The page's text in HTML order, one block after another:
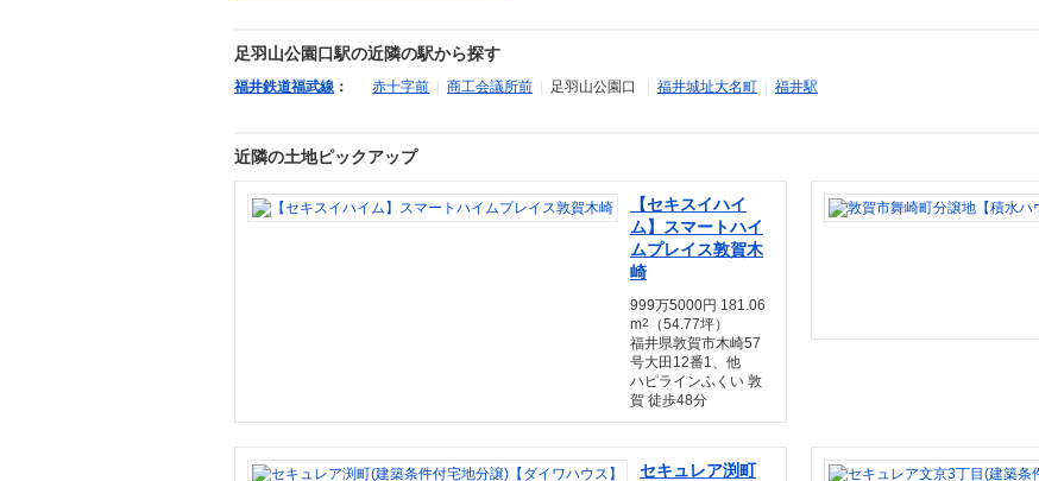
足羽山公園口駅の近隣の駅から探す
福井鉄道福武線 ： 赤十字前 商工会議所前 足羽山公園口 福井城址大名町 福井駅
近隣の土地ピックアップ
【セキスイハイ
ム】スマートハイ
ムプレイス敦賀木
崎
999万5000円 181.06
m2
（54.77坪）
福井県敦賀市木崎57
号大田12番1、他
ハピラインふくい 敦
賀 徒歩48分
セキュレア渕町